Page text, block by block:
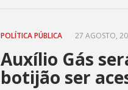
POLÍTICA PÚBLICA 27 AGOSTO,
Auxílio Gás
botijão ser